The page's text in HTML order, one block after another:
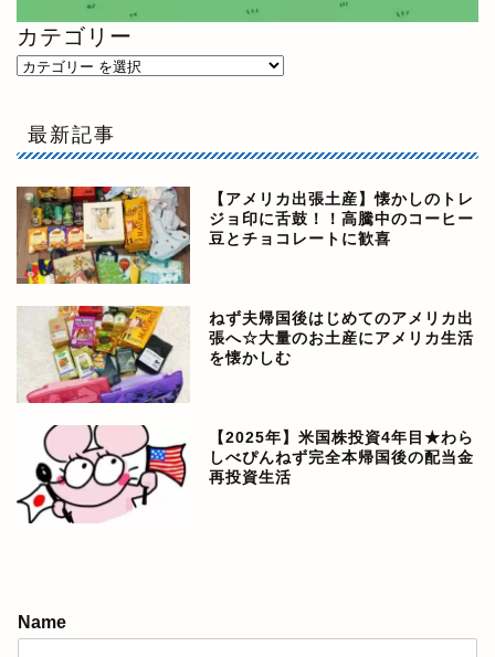
カテゴリー
最新記事
【アメリカ出張土産】懐かしのトレ
ジョ印に舌鼓！！高騰中のコーヒー
豆とチョコレートに歓喜
ねず夫帰国後はじめてのアメリカ出
張へ☆大量のお土産にアメリカ生活
を懐かしむ
【2025年】米国株投資4年目★わら
しべぴんねず完全本帰国後の配当金
再投資生活
Name